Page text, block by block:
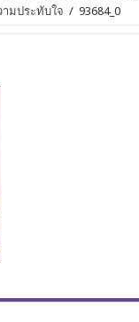
ามประทับใจ / 93684_0